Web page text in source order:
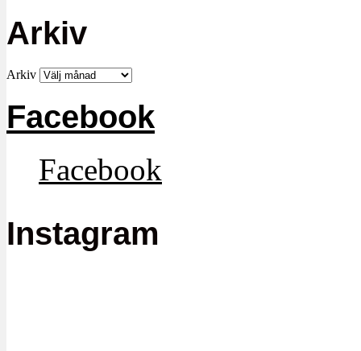
Arkiv
Arkiv
Facebook
Facebook
Instagram